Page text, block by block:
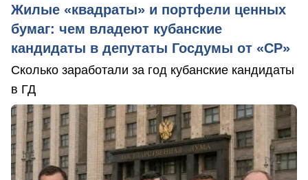
Жилые «квадраты» и портфели ценных
бумаг: чем владеют кубанские
кандидаты в депутаты Госдумы от «СР»
Сколько заработали за год кубанские кандидаты
в ГД